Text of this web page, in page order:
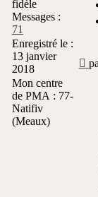
Messages :
71
Enregistré le :
13 janvier
2018
Mon centre
de PMA : 77-
Natifiv
(Meaux)